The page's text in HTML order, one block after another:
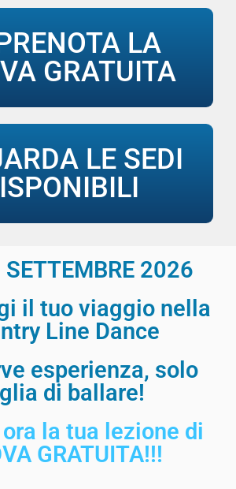
LA
GRATUITA
LE SEDI
2026
il tuo viaggio nella
Line Dance
esperienza, solo
di ballare!
la tua lezione di
GRATUITA!!!